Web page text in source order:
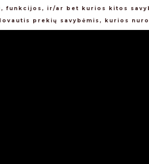
funkcijos, ir/ar bet kurios kitos
prekių savybėmis, kurios